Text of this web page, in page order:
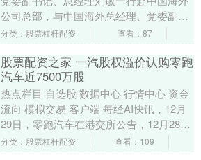
公司总部，与中国海外总经理、党委副书
记王坤举行会谈，双方就进一步加强合作
分类：股票杠杆配资 查看：87
股票配资之家 一汽股权溢价认购零跑
汽车近7500万股
热点栏目 自选股 数据中心 行情中心 资金
流向 模拟交易 客户端 每经AI快讯，12月
29日，零跑汽车在港交所公告，12月28
日，公司与一汽股权订立内资股认购协....
分类：股票杠杆配资 查看：109